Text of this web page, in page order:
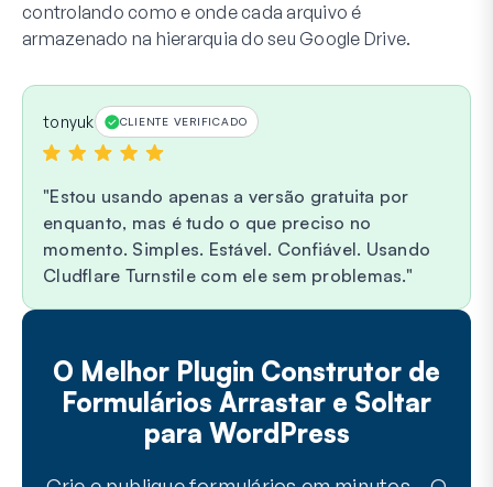
controlando como e onde cada arquivo é
armazenado na hierarquia do seu Google Drive.
tonyuk CLIENTE VERIFICADO
Estou usando apenas a versão gratuita por
enquanto, mas é tudo o que preciso no
momento. Simples. Estável. Confiável. Usando
Cludflare Turnstile com ele sem problemas.
O Melhor Plugin Construtor de
Formulários Arrastar e Soltar
para WordPress